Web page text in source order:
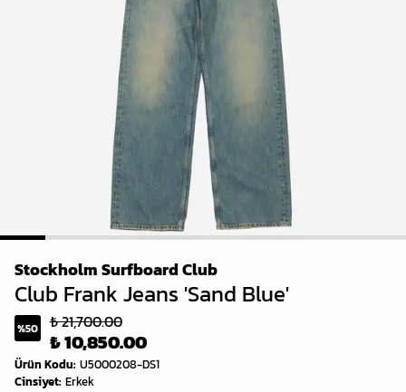
1 2 3 4 5 6 7 8 9
Stockholm Surfboard Club
Club Frank Jeans 'Sand Blue'
%50 ₺ 21,700.00
₺ 10,850.00
Ürün Kodu: U5000208-DS1
Cinsiyet: Erkek